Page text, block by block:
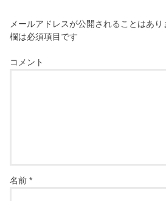
メールアドレスが公開されることはあり
欄は必須項目です
コメント
名前*